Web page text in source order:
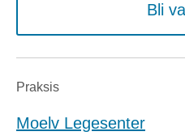
Bli
Praksis
Moelv Legesenter